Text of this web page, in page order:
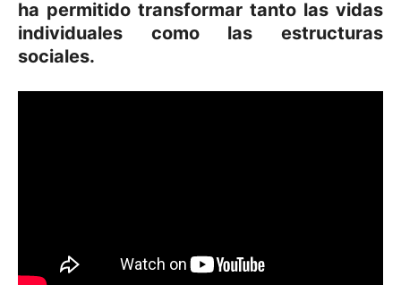
ha permitido transformar tanto las vidas
individuales como las estructuras
sociales.